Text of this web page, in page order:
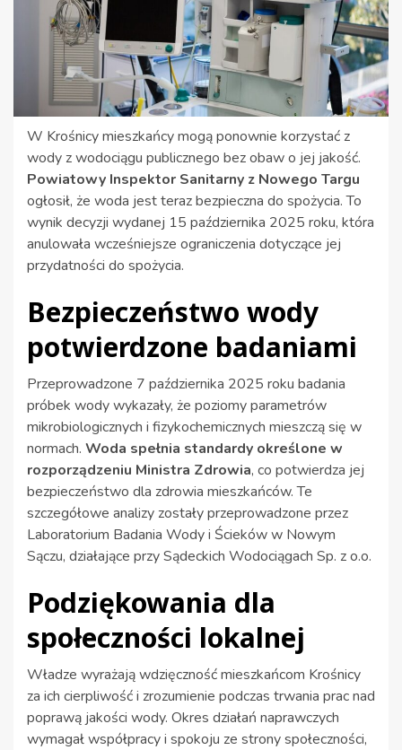
W Krośnicy mieszkańcy mogą ponownie korzystać z
wody z wodociągu publicznego bez obaw o jej jakość.
Powiatowy Inspektor Sanitarny z Nowego Targu
ogłosił, że woda jest teraz bezpieczna do spożycia. To
wynik decyzji wydanej 15 października 2025 roku, która
anulowała wcześniejsze ograniczenia dotyczące jej
przydatności do spożycia.
Bezpieczeństwo wody
potwierdzone badaniami
Przeprowadzone 7 października 2025 roku badania
próbek wody wykazały, że poziomy parametrów
mikrobiologicznych i fizykochemicznych mieszczą się w
normach. Woda spełnia standardy określone w
rozporządzeniu Ministra Zdrowia, co potwierdza jej
bezpieczeństwo dla zdrowia mieszkańców. Te
szczegółowe analizy zostały przeprowadzone przez
Laboratorium Badania Wody i Ścieków w Nowym
Sączu, działające przy Sądeckich Wodociągach Sp. z o.o.
Podziękowania dla
społeczności lokalnej
Władze wyrażają wdzięczność mieszkańcom Krośnicy
za ich cierpliwość i zrozumienie podczas trwania prac nad
poprawą jakości wody. Okres działań naprawczych
wymagał współpracy i spokoju ze strony społeczności,